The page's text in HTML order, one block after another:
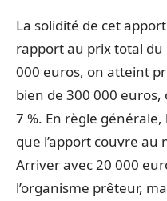
La solidité de cet
rapport au prix total
000 euros, on atteint
bien de 300 000
7 %. En règle
que l’apport couvre au
Arriver avec 20 000
l’organisme prêteur,